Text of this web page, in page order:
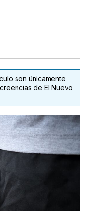
son únicamente
de El Nuevo